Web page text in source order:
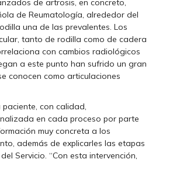
de artrosis, en concreto,
de Reumatología, alrededor del
una de las prevalentes. Los
tanto de rodilla como de cadera
con cambios radiológicos
a este punto han sufrido un gran
conocen como articulaciones
con calidad,
en cada proceso por parte
muy concreta a los
además de explicarles las etapas
Servicio. “Con esta intervención,